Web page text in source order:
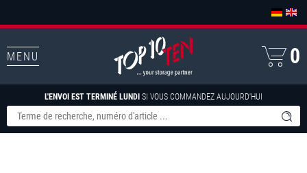
MENU
L'ENVOI EST TERMINÉ LUNDI SI VOUS COMMANDEZ AUJOURD'HUI
0